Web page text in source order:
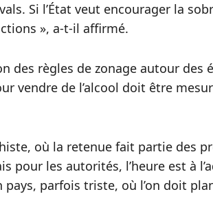
Si l’État veut encourager la
», a-t-il affirmé.
des règles de zonage autour des
vendre de l’alcool doit être
où la retenue fait partie des
pour les autorités, l’heure est à
pays, parfois triste, où l’on doit